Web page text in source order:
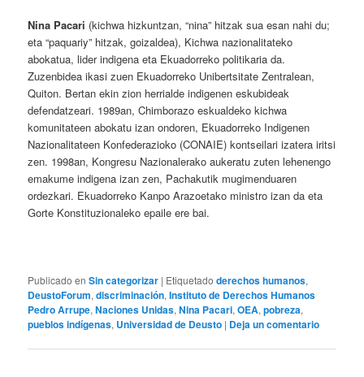
Nina Pacari (kichwa hizkuntzan, “nina” hitzak sua esan nahi du;
eta “paquariy” hitzak, goizaldea), Kichwa nazionalitateko
abokatua, lider indigena eta Ekuadorreko politikaria da.
Zuzenbidea ikasi zuen Ekuadorreko Unibertsitate Zentralean,
Quiton. Bertan ekin zion herrialde indigenen eskubideak
defendatzeari. 1989an, Chimborazo eskualdeko kichwa
komunitateen abokatu izan ondoren, Ekuadorreko Indigenen
Nazionalitateen Konfederazioko (CONAIE) kontseilari izatera iritsi
zen. 1998an, Kongresu Nazionalerako aukeratu zuten lehenengo
emakume indigena izan zen, Pachakutik mugimenduaren
ordezkari. Ekuadorreko Kanpo Arazoetako ministro izan da eta
Gorte Konstituzionaleko epaile ere bai.
Publicado en Sin categorizar | Etiquetado derechos humanos,
DeustoForum,discriminación,Instituto de Derechos Humanos
Pedro Arrupe,Naciones Unidas,Nina Pacari,OEA,pobreza,
pueblos indígenas, Universidad de Deusto | Deja un comentario